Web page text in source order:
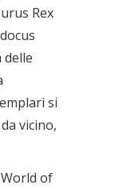
Rex
delle
si
vicino,
of